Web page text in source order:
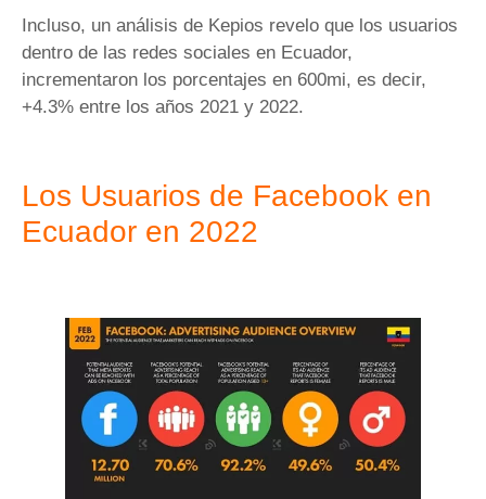
Incluso, un análisis de Kepios revelo que los usuarios
dentro de las redes sociales en Ecuador,
incrementaron los porcentajes en 600mi, es decir,
+4.3% entre los años 2021 y 2022.
Los Usuarios de Facebook en
Ecuador en 2022